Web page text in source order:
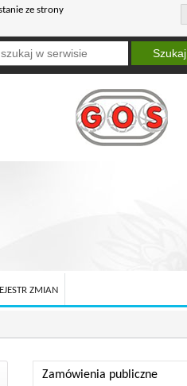
ze strony
Szukaj
ZMIAN
Zamówienia publiczne